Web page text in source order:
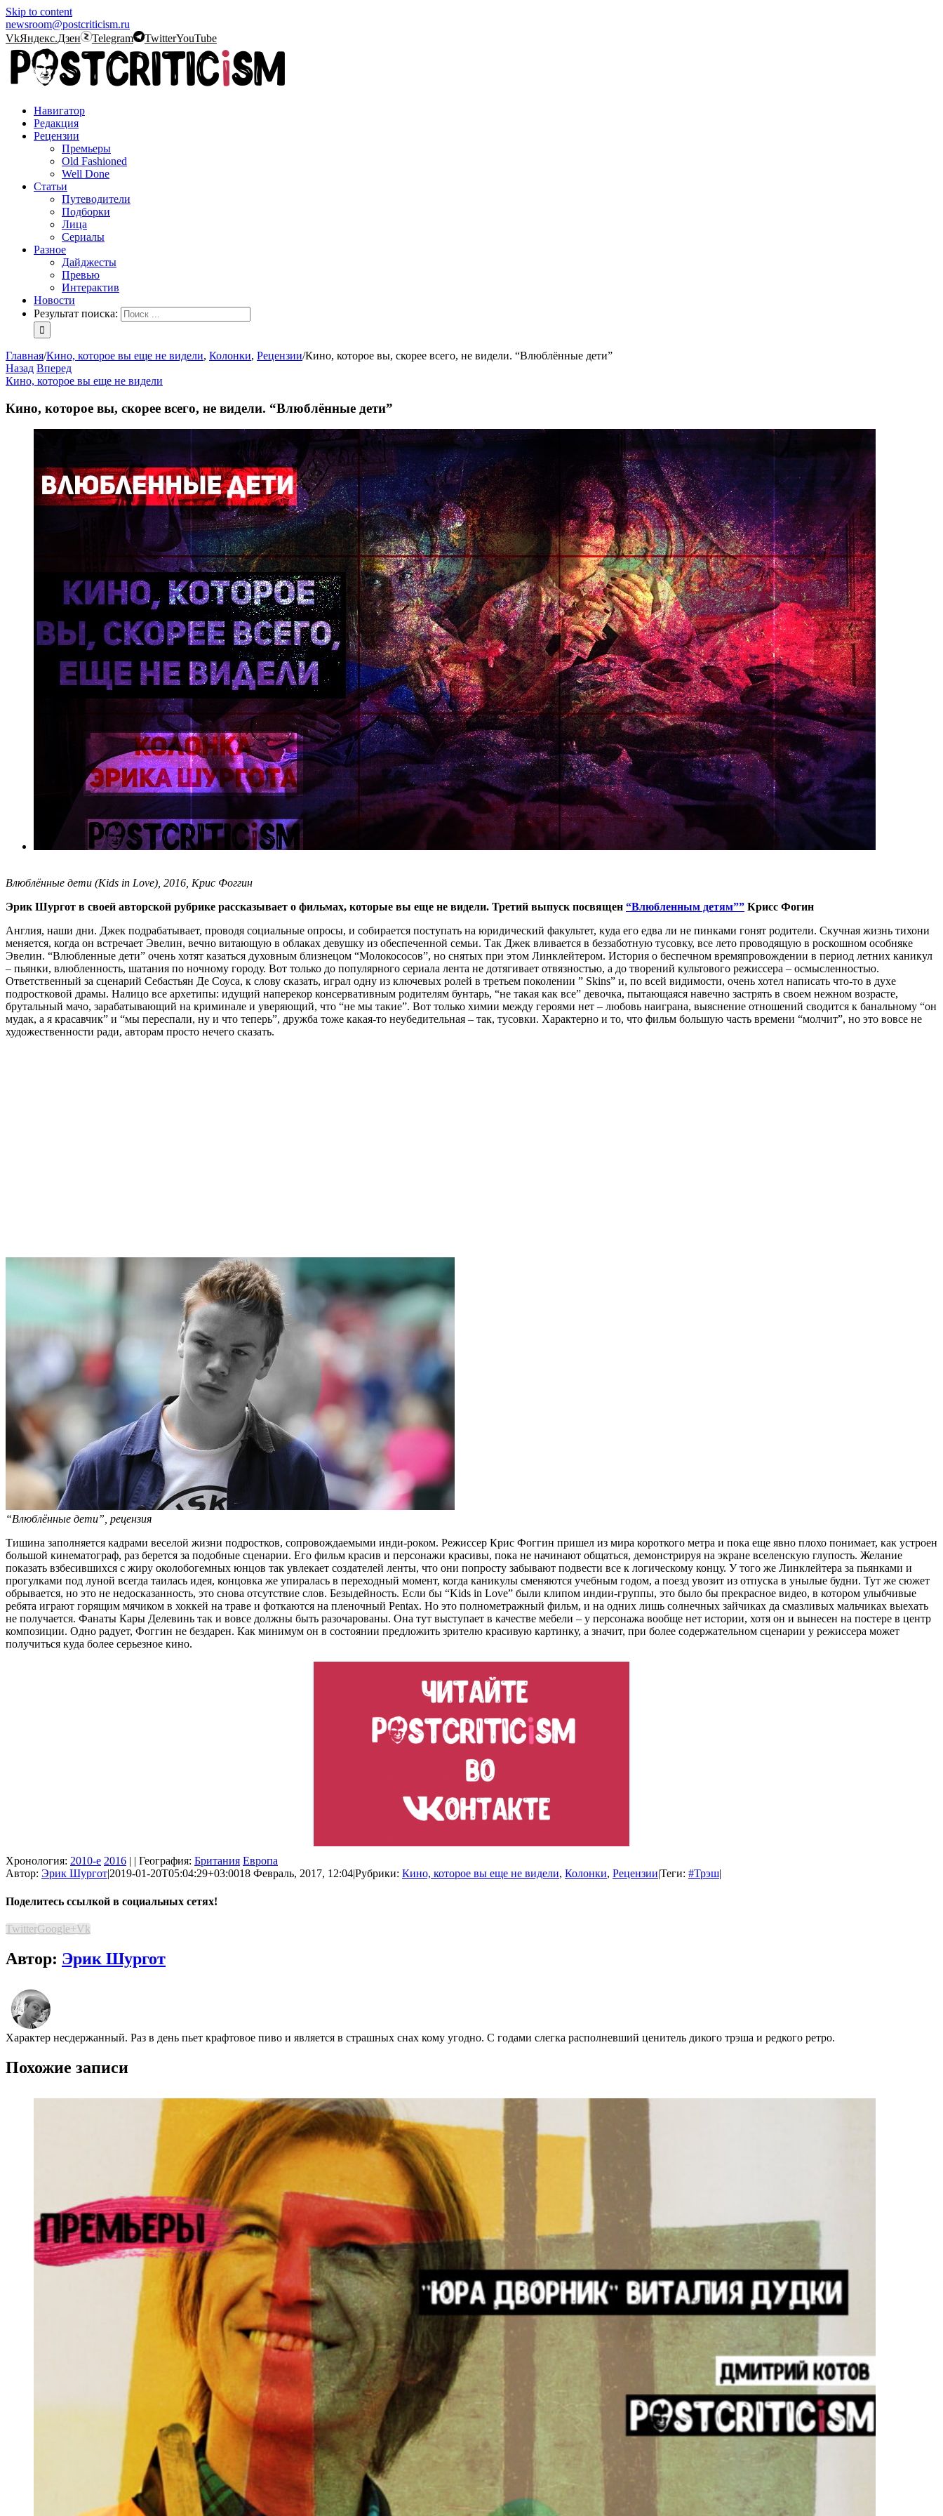
Skip to content
newsroom@postcriticism.ru
VkЯндекс.Дзен Telegram TwitterYouTube
Навигатор
Редакция
Рецензии
Премьеры
Old Fashioned
Well Done
Статьи
Путеводители
Подборки
Лица
Сериалы
Разное
Дайджесты
Превью
Интерактив
Новости
Результат поиска:
Главная/Кино, которое вы еще не видели, Колонки, Рецензии/Кино, которое вы, скорее всего, не видели. “Влюблённые дети”
Назад Вперед
Кино, которое вы еще не видели
Кино, которое вы, скорее всего, не видели. “Влюблённые дети”
Влюблённые дети (Kids in Love), 2016, Крис Фоггин
Эрик Шургот в своей авторской рубрике рассказывает о фильмах, которые вы еще не видели. Третий выпуск посвящен “Влюбленным детям”” Крисс Фогин
Англия, наши дни. Джек подрабатывает, проводя социальные опросы, и собирается поступать на юридический факультет, куда его едва ли не пинками гонят родители. Скучная жизнь тихони
меняется, когда он встречает Эвелин, вечно витающую в облаках девушку из обеспеченной семьи. Так Джек вливается в беззаботную тусовку, все лето проводящую в роскошном особняке
Эвелин. “Влюбленные дети” очень хотят казаться духовным близнецом “Молокососов”, но снятых при этом Линклейтером. История о беспечном времяпровождении в период летних каникул
– пьянки, влюбленность, шатания по ночному городу. Вот только до популярного сериала лента не дотягивает отвязностью, а до творений культового режиссера – осмысленностью.
Ответственный за сценарий Себастьян Де Соуса, к слову сказать, играл одну из ключевых ролей в третьем поколении ” Skins” и, по всей видимости, очень хотел написать что-то в духе
подростковой драмы. Налицо все архетипы: идущий наперекор консервативным родителям бунтарь, “не такая как все” девочка, пытающаяся навечно застрять в своем нежном возрасте,
брутальный мачо, зарабатывающий на криминале и уверяющий, что “не мы такие”. Вот только химии между героями нет – любовь наиграна, выяснение отношений сводится к банальному “он
мудак, а я красавчик” и “мы переспали, ну и что теперь”, дружба тоже какая-то неубедительная – так, тусовки. Характерно и то, что фильм большую часть времени “молчит”, но это вовсе не
художественности ради, авторам просто нечего сказать.
“Влюблённые дети”, рецензия
Тишина заполняется кадрами веселой жизни подростков, сопровождаемыми инди-роком. Режиссер Крис Фоггин пришел из мира короткого метра и пока еще явно плохо понимает, как устроен
большой кинематограф, раз берется за подобные сценарии. Его фильм красив и персонажи красивы, пока не начинают общаться, демонстрируя на экране вселенскую глупость. Желание
показать взбесившихся с жиру околобогемных юнцов так увлекает создателей ленты, что они попросту забывают подвести все к логическому концу. У того же Линклейтера за пьянками и
прогулками под луной всегда таилась идея, концовка же упиралась в переходный момент, когда каникулы сменяются учебным годом, а поезд увозит из отпуска в унылые будни. Тут же сюжет
обрывается, но это не недосказанность, это снова отсутствие слов. Безыдейность. Если бы “Kids in Love” были клипом индии-группы, это было бы прекрасное видео, в котором улыбчивые
ребята играют горящим мячиком в хоккей на траве и фоткаются на пленочный Pentax. Но это полнометражный фильм, и на одних лишь солнечных зайчиках да смазливых мальчиках выехать
не получается. Фанаты Кары Делевинь так и вовсе должны быть разочарованы. Она тут выступает в качестве мебели – у персонажа вообще нет истории, хотя он и вынесен на постере в центр
композиции. Одно радует, Фоггин не бездарен. Как минимум он в состоянии предложить зрителю красивую картинку, а значит, при более содержательном сценарии у режиссера может
получиться куда более серьезное кино.
Хронология: 2010-е 2016 | | География: Британия Европа
Автор: Эрик Шургот|2019-01-20T05:04:29+03:0018 Февраль, 2017, 12:04|Рубрики: Кино, которое вы еще не видели, Колонки, Рецензии|Теги: #Трэш|
Поделитесь ссылкой в социальных сетях!
TwitterGoogle+Vk
Автор: Эрик Шургот
Характер несдержанный. Раз в день пьет крафтовое пиво и является в страшных снах кому угодно. С годами слегка располневший ценитель дикого трэша и редкого ретро.
Похожие записи